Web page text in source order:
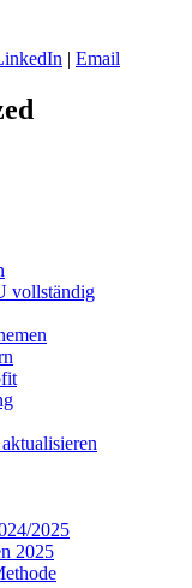
| Email
vollständig
2025
2025